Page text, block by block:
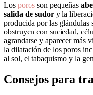
Los poros son pequeñas
salida de sudor y la
producida por las glándulas
obstruyen con suciedad,
agrandarse y aparecer más
la dilatación de los poros
al sol, el tabaquismo y la
Consejos para